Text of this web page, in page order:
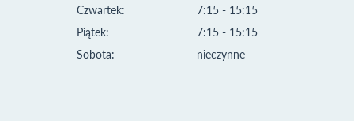
Czwartek:
Piątek:
Sobota:
7:15 - 15:15
7:15 - 15:15
nieczynne